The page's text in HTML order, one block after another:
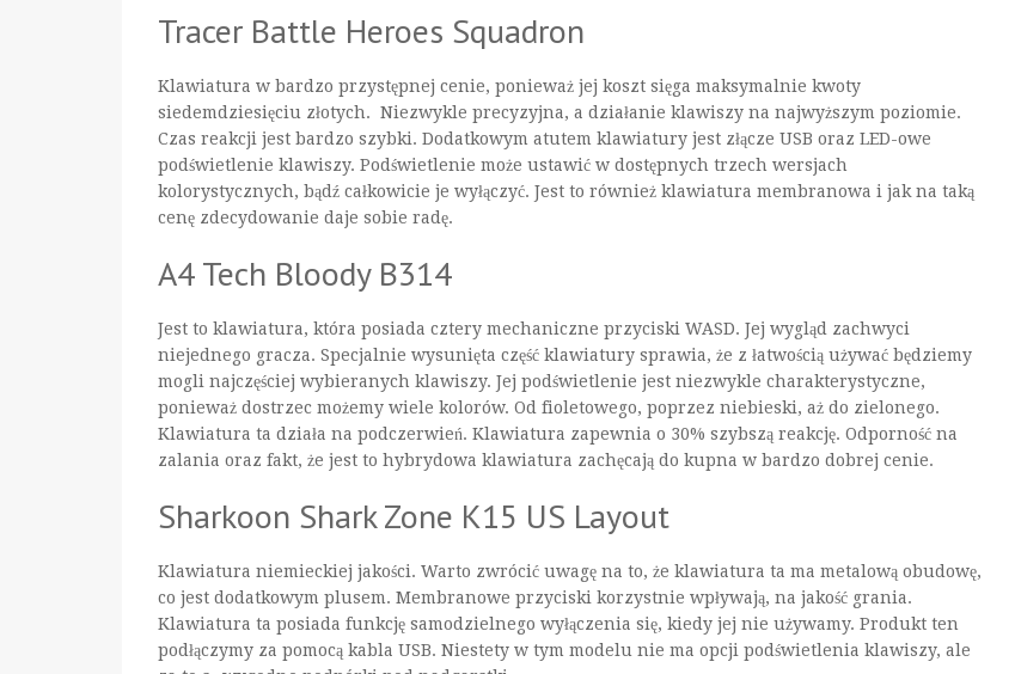
Tracer Battle Heroes Squadron
Klawiatura w bardzo przystępnej cenie, ponieważ jej koszt sięga maksymalnie kwoty
siedemdziesięciu złotych. Niezwykle precyzyjna, a działanie klawiszy na najwyższym poziomie.
Czas reakcji jest bardzo szybki. Dodatkowym atutem klawiatury jest złącze USB oraz LED-owe
podświetlenie klawiszy. Podświetlenie może ustawić w dostępnych trzech wersjach
kolorystycznych, bądź całkowicie je wyłączyć. Jest to również klawiatura membranowa i jak na taką
cenę zdecydowanie daje sobie radę.
A4 Tech Bloody B314
Jest to klawiatura, która posiada cztery mechaniczne przyciski WASD. Jej wygląd zachwyci
niejednego gracza. Specjalnie wysunięta część klawiatury sprawia, że z łatwością używać będziemy
mogli najczęściej wybieranych klawiszy. Jej podświetlenie jest niezwykle charakterystyczne,
ponieważ dostrzec możemy wiele kolorów. Od fioletowego, poprzez niebieski, aż do zielonego.
Klawiatura ta działa na podczerwień. Klawiatura zapewnia o 30% szybszą reakcję. Odporność na
zalania oraz fakt, że jest to hybrydowa klawiatura zachęcają do kupna w bardzo dobrej cenie.
Sharkoon Shark Zone K15 US Layout
Klawiatura niemieckiej jakości. Warto zwrócić uwagę na to, że klawiatura ta ma metalową obudowę,
co jest dodatkowym plusem. Membranowe przyciski korzystnie wpływają, na jakość grania.
Klawiatura ta posiada funkcję samodzielnego wyłączenia się, kiedy jej nie używamy. Produkt ten
podłączymy za pomocą kabla USB. Niestety w tym modelu nie ma opcji podświetlenia klawiszy, ale